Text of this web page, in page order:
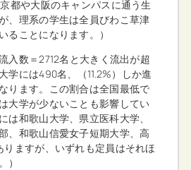
都や大阪のキャンパスに通う生
、理系の学生は全員びわこ草津
ることになります。）
入数＝2712名と大きく流出が超
学には490名、（11.2%）しか進
ります。この割合は全国最低で
大学が少ないことも影響してい
は和歌山大学、県立医科大学、
、和歌山信愛女子短期大学、高
りますが、いずれも定員はそれほ
）